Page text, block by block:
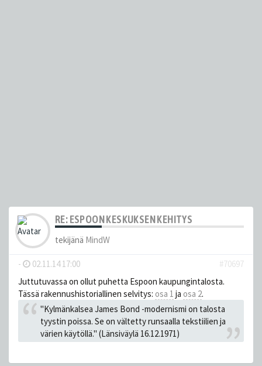
RE: ESPOON KESKUKSEN KEHITYS
tekijänä MindW
- 02.11.14 17:00
#70697
Juttutuvassa on ollut puhetta Espoon kaupungintalosta.
Tässä rakennushistoriallinen selvitys: osa 1 ja osa 2.
"Kylmänkalsea James Bond -modernismi on talosta
tyystin poissa. Se on vältetty runsaalla tekstiilien ja
värien käytöllä." (Länsiväylä 16.12.1971)